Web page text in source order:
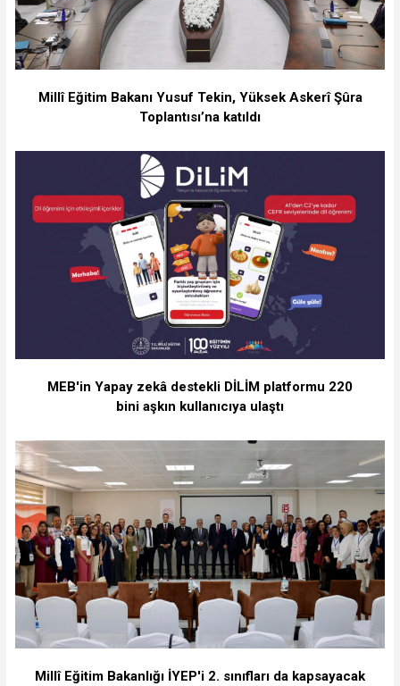
Millî Eğitim Bakanı Yusuf Tekin, Yüksek Askerî Şûra
Toplantısı’na katıldı
MEB'in Yapay zekâ destekli DİLİM platformu 220
bini aşkın kullanıcıya ulaştı
Millî Eğitim Bakanlığı İYEP'i 2. sınıfları da kapsayacak